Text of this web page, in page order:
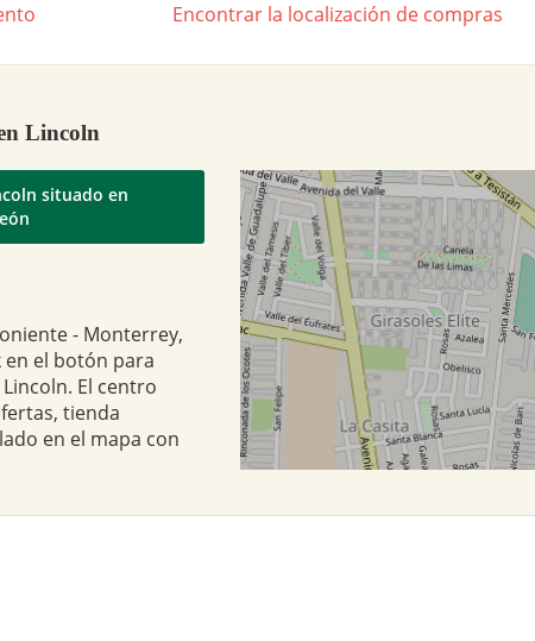
Encontrar la localización de compras
Lincoln
situado en
- Monterrey,
en el botón para
El centro
tienda
en el mapa con